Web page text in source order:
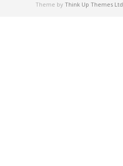
Theme by Think Up Themes Ltd